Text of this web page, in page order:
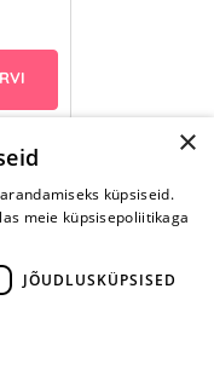
×
küpsiseid.
meie küpsisepoliitikaga
JÕUDLUSKÜPSISED